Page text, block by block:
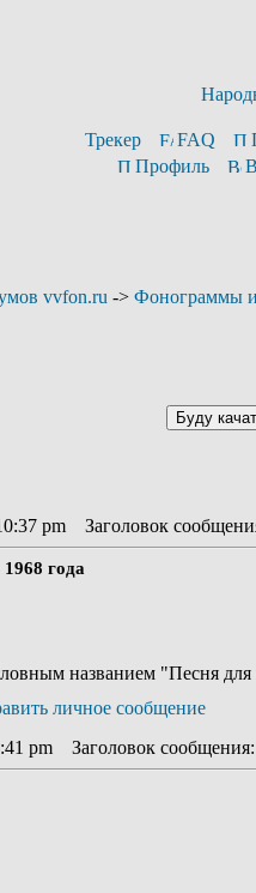
Трекер FAQ
Профиль
vvfon.ru -> Фонограммы
pm Заголовок
года
названием "Песня
pm Заголовок сообщения: